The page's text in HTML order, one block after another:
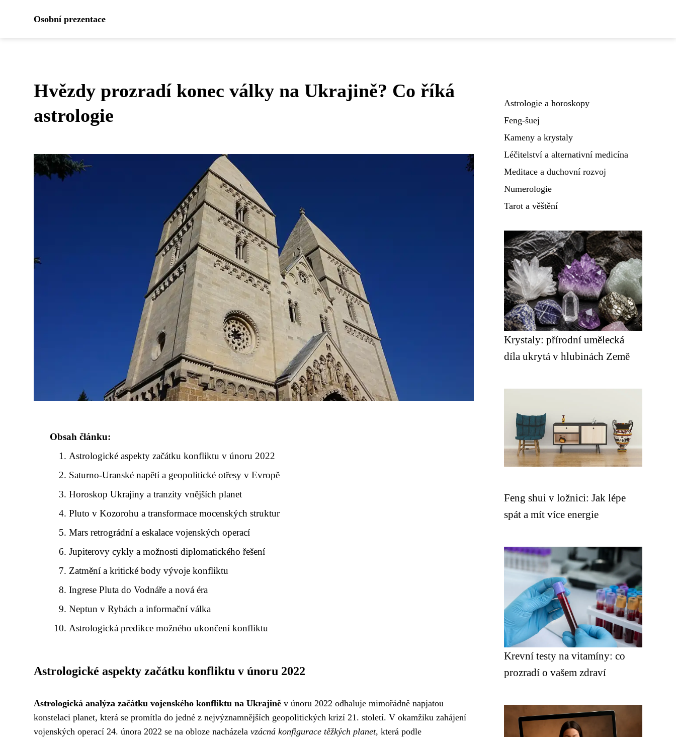
Osobní prezentace
Hvězdy prozradí konec války na Ukrajině? Co říká
astrologie
Obsah článku:
Astrologické aspekty začátku konfliktu v únoru 2022
Saturno-Uranské napětí a geopolitické otřesy v Evropě
Horoskop Ukrajiny a tranzity vnějších planet
Pluto v Kozorohu a transformace mocenských struktur
Mars retrográdní a eskalace vojenských operací
Jupiterovy cykly a možnosti diplomatického řešení
Zatmění a kritické body vývoje konfliktu
Ingrese Pluta do Vodnáře a nová éra
Neptun v Rybách a informační válka
Astrologická predikce možného ukončení konfliktu
Astrologické aspekty začátku konfliktu v únoru 2022
Astrologická analýza začátku vojenského konfliktu na Ukrajině v únoru 2022 odhaluje mimořádně napjatou
konstelaci planet, která se promítla do jedné z nejvýznamnějších geopolitických krizí 21. století. V okamžiku zahájení
vojenských operací 24. února 2022 se na obloze nacházela vzácná konfigurace těžkých planet, která podle
Astrologie a horoskopy
Feng-šuej
Kameny a krystaly
Léčitelství a alternativní medicína
Meditace a duchovní rozvoj
Numerologie
Tarot a věštění
Krystaly: přírodní umělecká
díla ukrytá v hlubinách Země
Feng shui v ložnici: Jak lépe
spát a mít více energie
Krevní testy na vitamíny: co
prozradí o vašem zdraví